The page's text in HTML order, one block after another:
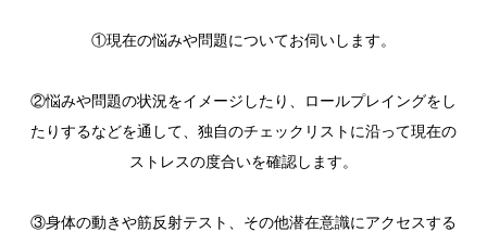
①現在の悩みや問題についてお伺いします。
②悩みや問題の状況をイメージしたり、ロールプレイングをし
たりするなどを通して、独自のチェックリストに沿って現在の
ストレスの度合いを確認します。
③身体の動きや筋反射テスト、その他潜在意識にアクセスする